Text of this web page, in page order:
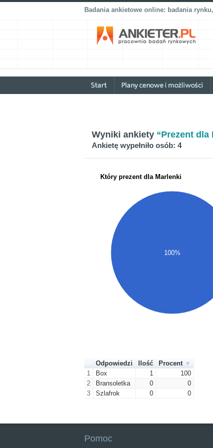
Badania ankietowe online: badania
Wyniki ankiety “Prezent dla
Ankietę wypełniło osób: 4
Który prezent dla Marlenki
100%
Odpowiedzi Ilość
Procent
1
Box 1
100
2
Bransoletka 0
0
3
Szlafrok 0 0
Pomoc